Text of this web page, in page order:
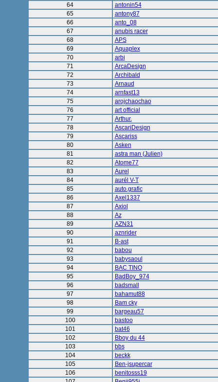
64
antonin54
65
antony87
66
anto_08
67
anubis racer
68
APS
69
Aquaplex
70
arbi
71
ArcaDesign
72
Archibald
73
Arnaud
74
arnfast13
75
arojchaochao
76
art official
77
Arthur.
78
AscariDesign
79
Ascariss
80
Asken
81
astra man (Julien)
82
Atome77
83
Aurel
84
aurél V-T
85
auto.grafic
86
Axel1337
87
Axiol
88
Az
89
AZN31
90
aznrider
91
B-ast
92
babou
93
babysaoul
94
BAC TINO
95
BadBoy_974
96
badsmall
97
bahamut88
98
Bam cky
99
bargeau57
100
bastoo
101
bat46
102
Bboy du 44
103
bbs
104
beckk
105
Ben-jsupercar
106
benitosss19